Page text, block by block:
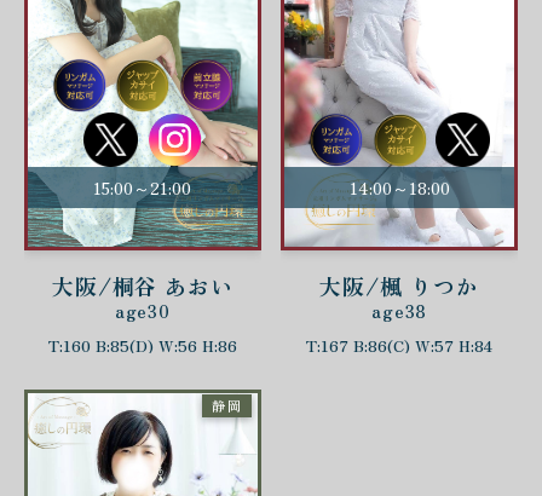
15:00～21:00
大阪/桐谷 あおい
age30
T:160 B:85(D) W:56 H:86
14:00～18:00
大阪/楓 りつか
age38
T:167 B:86(C) W:57 H:84
静岡